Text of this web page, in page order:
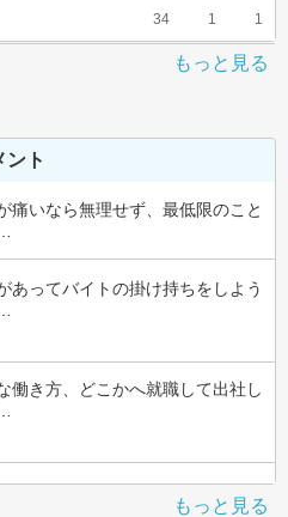
34 1 1
もっと見る
ント
痛いなら無理せず、最低限のこと
あってバイトの掛け持ちをしよう
働き方、どこかへ就職して出社し
もっと見る